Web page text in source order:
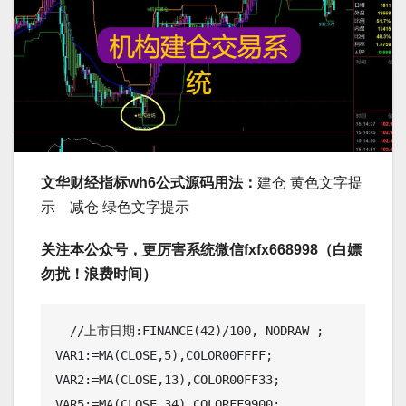
文华财经指标wh6公式源码用法： 建仓 黄色文字提
示 减仓 绿色文字提示
关注本公众号，更厉害系统微信fxfx668998（白嫖
勿扰！浪费时间）
VAR1:=MA(CLOSE,5),COLOR00FFFF;
VAR2:=MA(CLOSE,13),COLOR00FF33;